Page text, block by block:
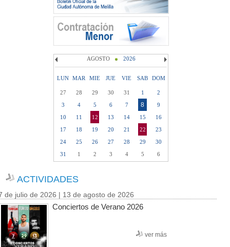
AGOSTO 2026
LUN MAR MIE JUE VIE SAB DOM
27 28 29 30 31 1
2
3
4 5 6 7 8
9
10
11 12 13 14 15
16
17
18 19 20 21 22
23
24
25 26 27 28 29
30
31
1 2 3 4 5 6
ACTIVIDADES
de julio de 2026 | 13 de agosto de 2026
Conciertos de Verano 2026
ver más